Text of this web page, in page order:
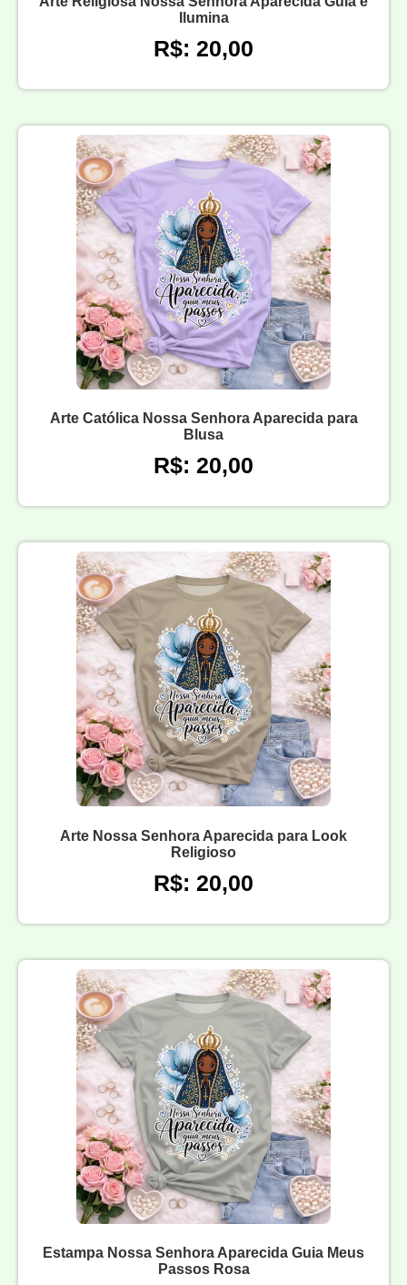
Ilumina
R$: 20,00
Arte Católica Nossa Senhora Aparecida para
Blusa
R$: 20,00
Arte Nossa Senhora Aparecida para Look
Religioso
R$: 20,00
Estampa Nossa Senhora Aparecida Guia Meus
Passos Rosa